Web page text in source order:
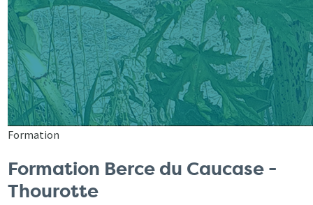
Formation
Formation Berce du Caucase -
Thourotte